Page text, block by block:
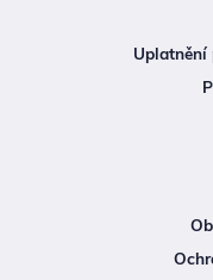
Uplatnění